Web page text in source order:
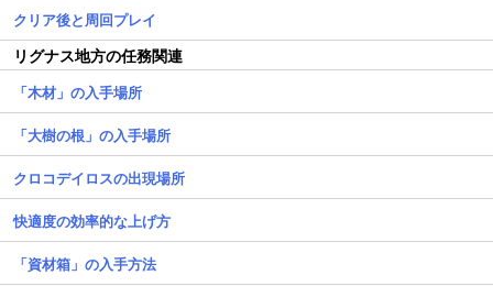
クリア後と周回プレイ
リグナス地方の任務関連
「木材」の入手場所
「大樹の根」の入手場所
クロコデイロスの出現場所
快適度の効率的な上げ方
「資材箱」の入手方法